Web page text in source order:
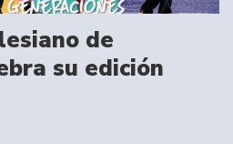
de
su edición